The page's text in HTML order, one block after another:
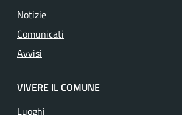
Notizie
Comunicati
Avvisi
VIVERE IL COMUNE
Luoghi